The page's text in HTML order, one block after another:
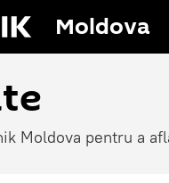
Moldova
Moldova pentru a